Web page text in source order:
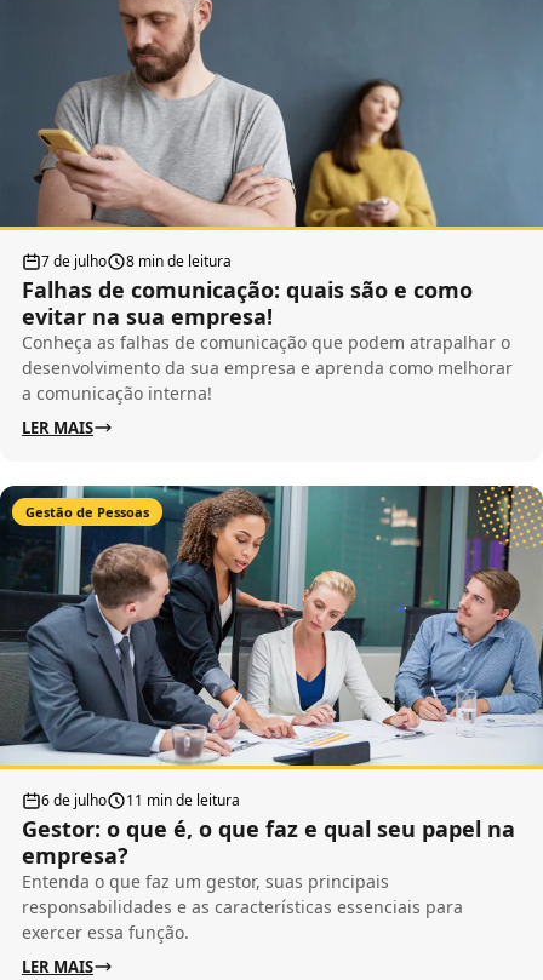
7 de julho 8 min de leitura
Falhas de comunicação: quais são e como
evitar na sua empresa!
Conheça as falhas de comunicação que podem atrapalhar o
desenvolvimento da sua empresa e aprenda como melhorar
a comunicação interna!
LER MAIS
Gestão de Pessoas
6 de julho 11 min de leitura
Gestor: o que é, o que faz e qual seu papel na
empresa?
Entenda o que faz um gestor, suas principais
responsabilidades e as características essenciais para
exercer essa função.
LER MAIS